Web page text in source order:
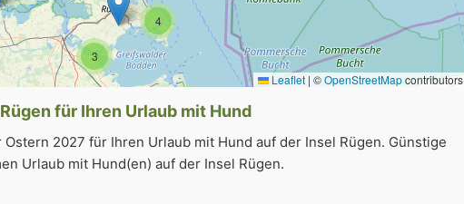
3
4
Leaflet | ©OpenStreetMapcontributors
für Ihren Urlaub mit Hund
2027 für Ihren Urlaub mit Hund auf der Insel Rügen. Günstige
Urlaub mit Hund(en) auf der Insel Rügen.